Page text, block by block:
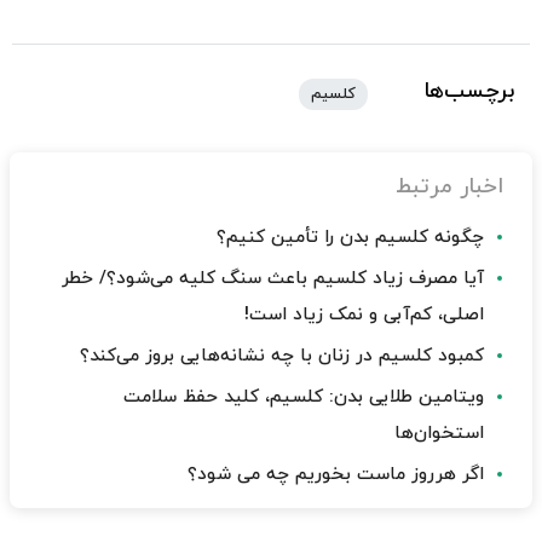
برچسب‌ها کلسیم
اخبار مرتبط
چگونه کلسیم بدن را تأمین کنیم؟
آیا مصرف زیاد کلسیم باعث سنگ کلیه می‌شود؟/ خطر
اصلی، کم‌آبی و نمک زیاد است!
کمبود کلسیم در زنان با چه نشانه‌هایی بروز می‌کند؟
ویتامین طلایی بدن: کلسیم، کلید حفظ سلامت
استخوان‌ها
اگر هرروز ماست بخوریم چه می شود؟